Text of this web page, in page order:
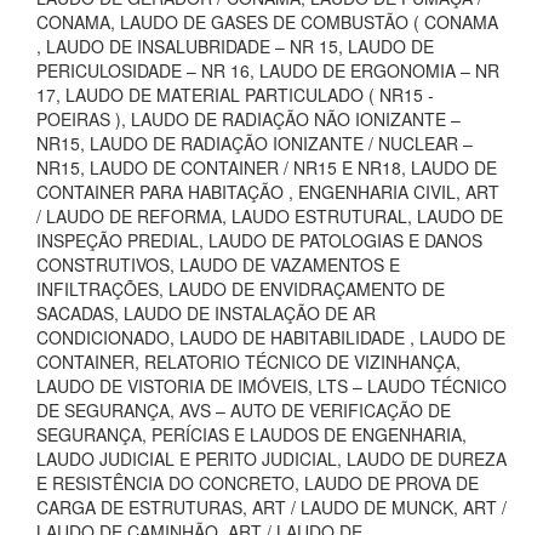
CONAMA, LAUDO DE GASES DE COMBUSTÃO ( CONAMA
, LAUDO DE INSALUBRIDADE – NR 15, LAUDO DE
PERICULOSIDADE – NR 16, LAUDO DE ERGONOMIA – NR
17, LAUDO DE MATERIAL PARTICULADO ( NR15 -
POEIRAS ), LAUDO DE RADIAÇÃO NÃO IONIZANTE –
NR15, LAUDO DE RADIAÇÃO IONIZANTE / NUCLEAR –
NR15, LAUDO DE CONTAINER / NR15 E NR18, LAUDO DE
CONTAINER PARA HABITAÇÃO , ENGENHARIA CIVIL, ART
/ LAUDO DE REFORMA, LAUDO ESTRUTURAL, LAUDO DE
INSPEÇÃO PREDIAL, LAUDO DE PATOLOGIAS E DANOS
CONSTRUTIVOS, LAUDO DE VAZAMENTOS E
INFILTRAÇÕES, LAUDO DE ENVIDRAÇAMENTO DE
SACADAS, LAUDO DE INSTALAÇÃO DE AR
CONDICIONADO, LAUDO DE HABITABILIDADE , LAUDO DE
CONTAINER, RELATORIO TÉCNICO DE VIZINHANÇA,
LAUDO DE VISTORIA DE IMÓVEIS, LTS – LAUDO TÉCNICO
DE SEGURANÇA, AVS – AUTO DE VERIFICAÇÃO DE
SEGURANÇA, PERÍCIAS E LAUDOS DE ENGENHARIA,
LAUDO JUDICIAL E PERITO JUDICIAL, LAUDO DE DUREZA
E RESISTÊNCIA DO CONCRETO, LAUDO DE PROVA DE
CARGA DE ESTRUTURAS, ART / LAUDO DE MUNCK, ART /